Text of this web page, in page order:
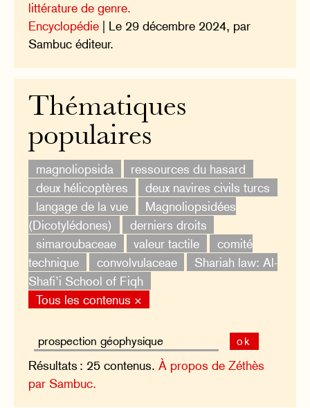
littérature de genre.
Encyclopédie | Le 29 décembre 2024, par
Sambuc éditeur.
Thématiques
populaires
magnoliopsida
ressources du hasard
deux hélicoptères
deux navires civils turcs
langage de la vue
Magnoliopsidées
(Dicotylédones)
derniers droits
simaroubaceae
valeur tactile
comité
technique
convolvulaceae
Shariah law: Al-
Shafi’i School of Fiqh
Tous les contenus ×
ok
Résultats : 25 contenus.À propos de Zéthès
par Sambuc.